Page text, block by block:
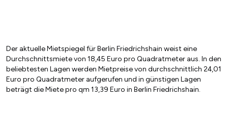
Der aktuelle Mietspiegel für Berlin Friedrichshain weist eine
Durchschnittsmiete von 18,45 Euro pro Quadratmeter aus. In den
beliebtesten Lagen werden Mietpreise von durchschnittlich 24,01
Euro pro Quadratmeter aufgerufen und in günstigen Lagen
beträgt die Miete pro qm 13,39 Euro in Berlin Friedrichshain.